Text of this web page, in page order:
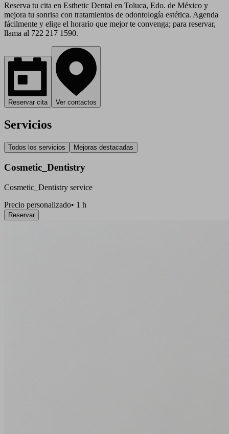
Reserva tu cita en Esthetic Dental en Toluca, Edo. de México y
mejora tu sonrisa con tratamientos de odontología estética. Agenda
fácilmente y elige el horario que mejor te convenga; para reservar,
llama al 722 217 1590.
Reservar cita Ver contactos
Servicios
Todos los servicios Mejoras destacadas
Cosmetic_Dentistry
Cosmetic_Dentistry service
Precio personalizado• 1 h
Reservar